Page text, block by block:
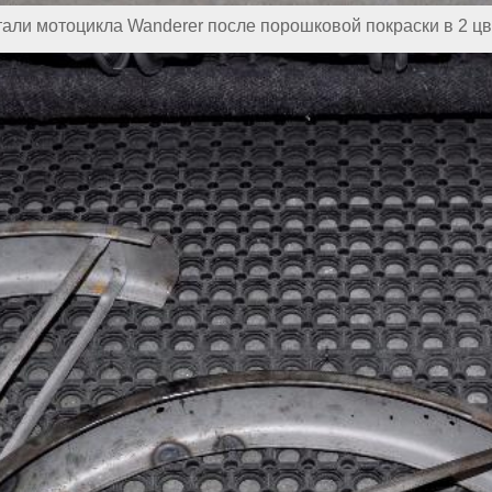
мотоцикла Wanderer после порошковой покраски в 2